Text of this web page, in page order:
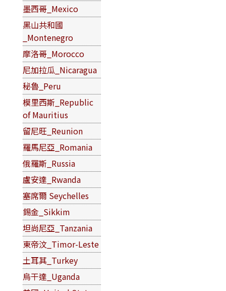
墨西哥_Mexico
黑山共和國
_Montenegro
摩洛哥_Morocco
尼加拉瓜_Nicaragua
秘魯_Peru
模里西斯_Republic
of Mauritius
留尼旺_Reunion
羅馬尼亞_Romania
俄羅斯_Russia
盧安達_Rwanda
塞席爾 Seychelles
錫金_Sikkim
坦尚尼亞_Tanzania
東帝汶_Timor-Leste
土耳其_Turkey
烏干達_Uganda